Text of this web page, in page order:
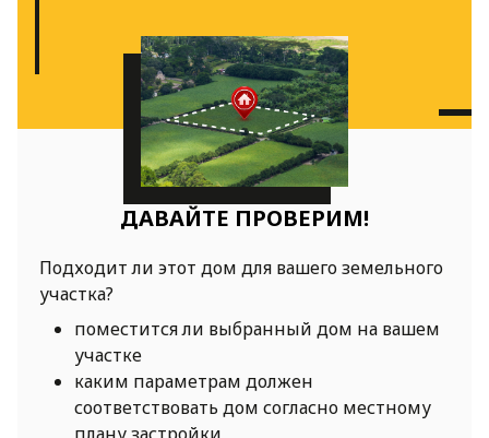
ДАВАЙТЕ ПРОВЕРИМ!
Подходит ли этот дом для вашего земельного
участка?
поместится ли выбранный дом на вашем
участке
каким параметрам должен
соответствовать дом согласно местному